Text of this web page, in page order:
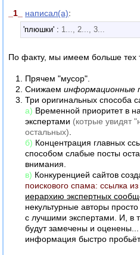
_1_ написал(а):
'плюшки' : 1..., 2..., 3...
По факту, мы имеем больше тех
Прячем "мусор".
Снижаеминформационные
Три оригинальных способа
а) Временной приоритет в
экспертами (котрые увидят
остальных)
б) Концентрация главных
способом слабые посты
внимания.
в) Конкуренцией сайтов
поискового спама: ссылка
иерархию экспертных
некультурные авторы
с лучшими экспертами. И, в
будут замечены и
информация быстро